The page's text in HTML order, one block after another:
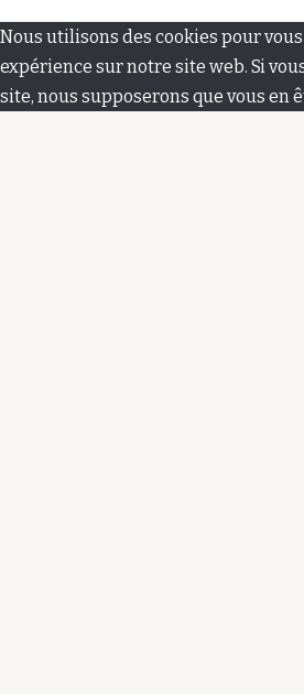
M
e
n
Nous utilisons des cookies pour
expérience sur notre site web. Si
site, nous supposerons que vous en